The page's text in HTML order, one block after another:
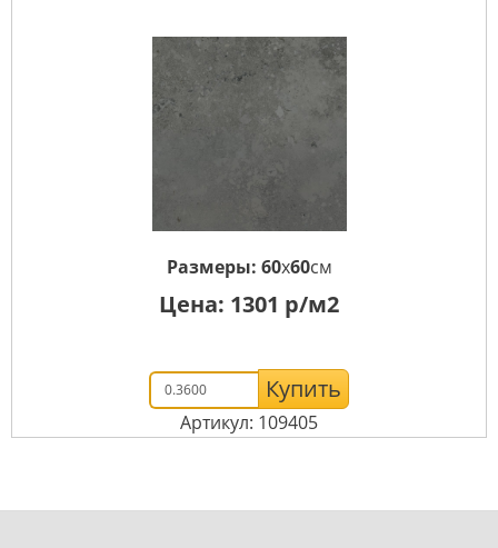
Размеры: 60x60см
Цена: 1301 р/м2
Купить
Артикул: 109405